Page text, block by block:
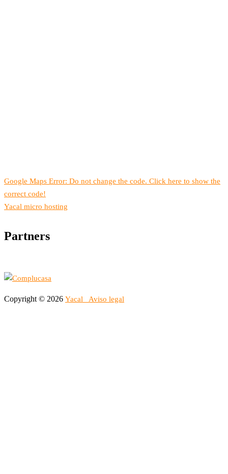
Google Maps Error: Do not change the code. Click here to show the
correct code!
Yacal micro hosting
Partners
Copyright © 2026 Yacal Aviso legal